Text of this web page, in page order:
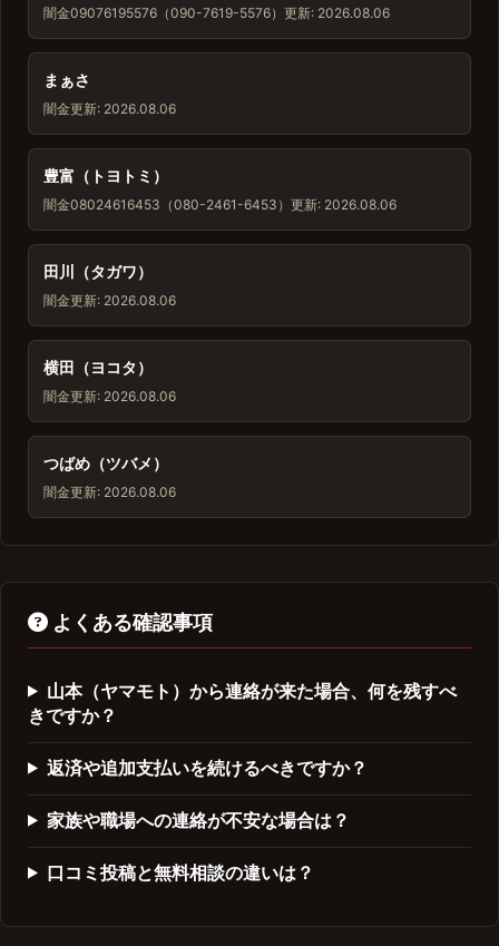
闇金09076195576（090-7619-5576） 更新: 2026.08.06
まぁさ
闇金更新: 2026.08.06
豊富（トヨトミ）
闇金08024616453（080-2461-6453） 更新: 2026.08.06
田川（タガワ）
闇金更新: 2026.08.06
横田（ヨコタ）
闇金更新: 2026.08.06
つばめ（ツバメ）
闇金更新: 2026.08.06
よくある確認事項
山本（ヤマモト）から連絡が来た場合、何を残すべ
きですか？
返済や追加支払いを続けるべきですか？
家族や職場への連絡が不安な場合は？
口コミ投稿と無料相談の違いは？